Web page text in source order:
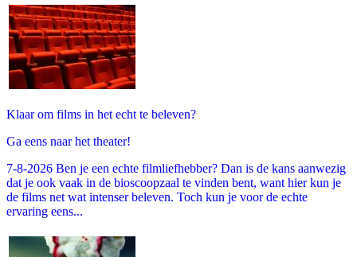
Klaar om films in het echt te beleven?
Ga eens naar het theater!
7-8-2026 Ben je een echte filmliefhebber? Dan is de kans aanwezig
dat je ook vaak in de bioscoopzaal te vinden bent, want hier kun je
de films net wat intenser beleven. Toch kun je voor de echte
ervaring eens...